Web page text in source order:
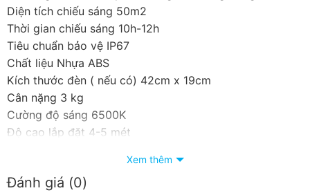
Diện tích chiếu sáng 50m2
Thời gian chiếu sáng 10h-12h
Tiêu chuẩn bảo vệ IP67
Chất liệu Nhựa ABS
Kích thước đèn ( nếu có) 42cm x 19cm
Cân nặng 3 kg
Cường độ sáng 6500K
Độ cao lắp đặt 4-5 mét
Xem thêm
Đánh giá (0)